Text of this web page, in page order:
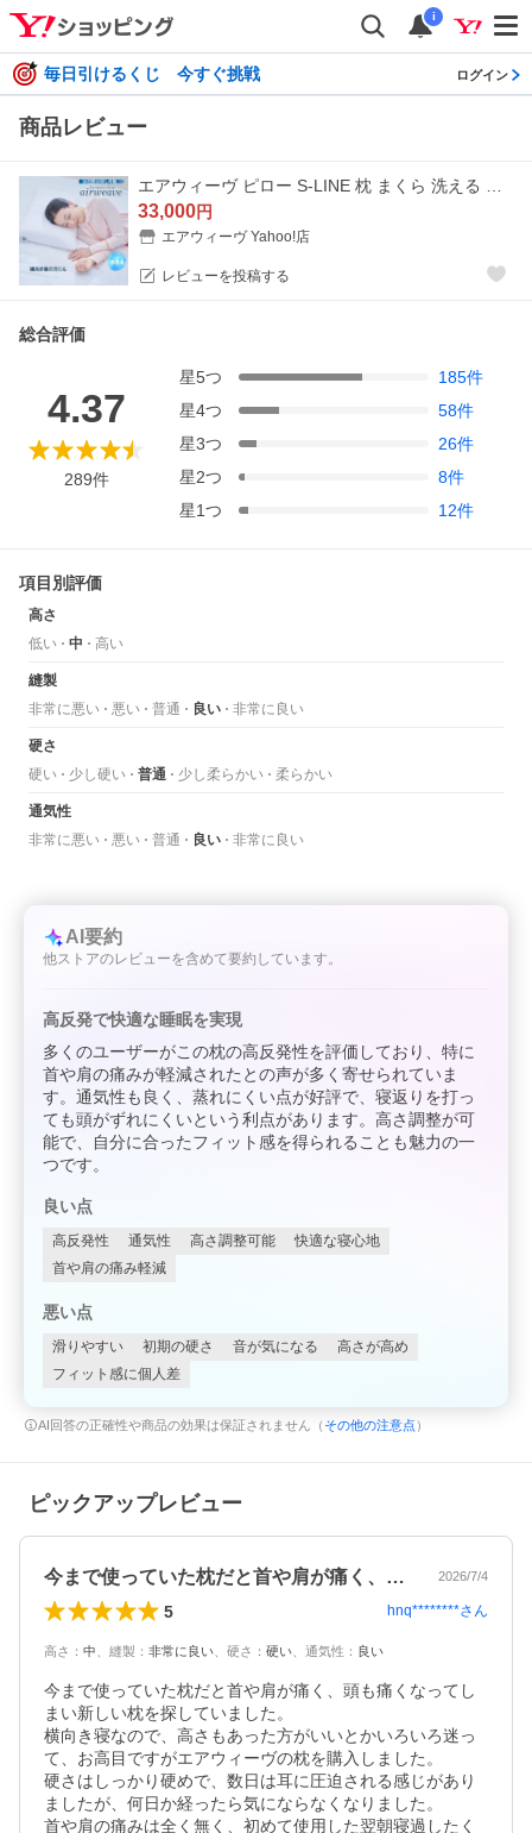
i
毎日引けるくじ 今すぐ挑戦 ログイン
商品レビュー
33,000円
エアウィーヴ Yahoo!店
レビューを投稿する
総合評価
4.37
289件
星5つ 185件
星4つ 58件
星3つ 26件
星2つ 8件
星1つ 12件
項目別評価
高さ
低い
中 高い
縫製
非常に悪い
悪い 普通 良い 非常に良い
硬さ
硬い
少し硬い 普通 少し柔らかい 柔らかい
通気性
非常に悪い
悪い 普通 良い 非常に良い
AI要約
他ストアのレビューを含めて要約しています。
高反発で快適な睡眠を実現
多くのユーザーがこの枕の高反発性を評価しており、特に
首や肩の痛みが軽減されたとの声が多く寄せられていま
す。通気性も良く、蒸れにくい点が好評で、寝返りを打っ
ても頭がずれにくいという利点があります。高さ調整が可
能で、自分に合ったフィット感を得られることも魅力の一
つです。
良い点
高反発性 通気性 高さ調整可能
快適な寝心地
首や肩の痛み軽減
悪い点
滑りやすい 初期の硬さ 音が気になる
高さが高め
フィット感に個人差
AI回答の正確性や商品の効果は保証されません（ その他の注意点 ）
ピックアップレビュー
今まで使っていた枕だと首や肩が痛く、頭… 2026/7/4
5 hnq********さん
高さ ： 中 縫製 ： 非常に良い 硬さ ： 硬い 通気性 ： 良い
今まで使っていた枕だと首や肩が痛く、頭も痛くなってし
まい新しい枕を探していました。
横向き寝なので、高さもあった方がいいとかいろいろ迷っ
て、お高目ですがエアウィーヴの枕を購入しました。
硬さはしっかり硬めで、数日は耳に圧迫される感じがあり
ましたが、何日か経ったら気にならなくなりました。
首や肩の痛みは全く無く、初めて使用した翌朝寝過したく